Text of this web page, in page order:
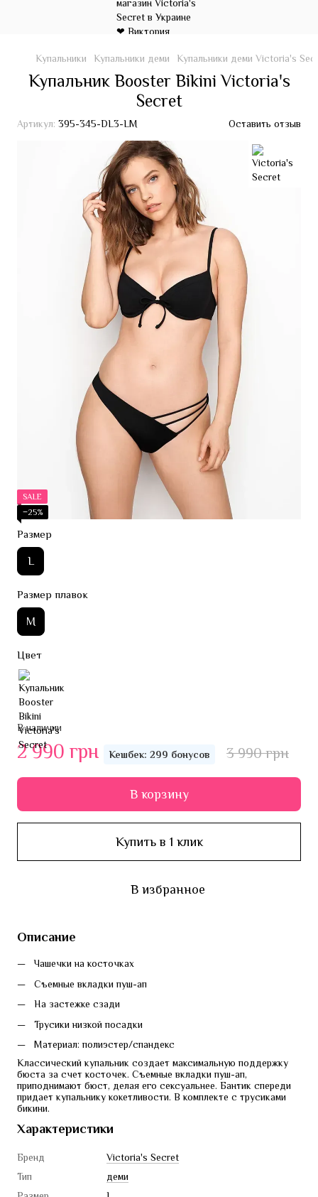
Купальники Купальники деми Купальники деми Victoria's
Купальник Booster Bikini Victoria's
Secret
Артикул: 395-345-DL3-LM Оставить отзыв
SALE
−25%
Размер
L
Размер плавок
M
Цвет
В наличии
2 990 грн Кешбек: 299 бонусов 3 990 грн
В корзину
Купить в 1 клик
В избранное
Описание
Чашечки на косточках
Съемные вкладки пуш-ап
На застежке сзади
Трусики низкой посадки
Материал: полиэстер/спандекс
Классический купальник создает максимальную поддержку
бюста за счет косточек. Съемные вкладки пуш-ап,
приподнимают бюст, делая его сексуальнее. Бантик спереди
придает купальнику кокетливости. В комплекте с трусиками
бикини.
Характеристики
Бренд
Victoria's Secret
Тип
деми